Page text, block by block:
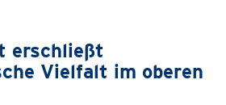
erschließt
Vielfalt im oberen